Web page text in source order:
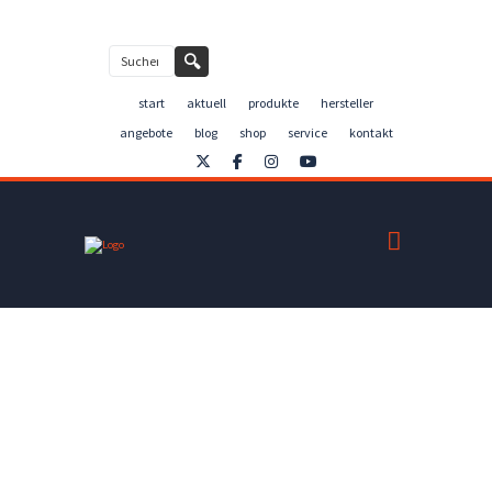
🔍
start aktuell produkte
hersteller
angebote
blog shop service kontakt